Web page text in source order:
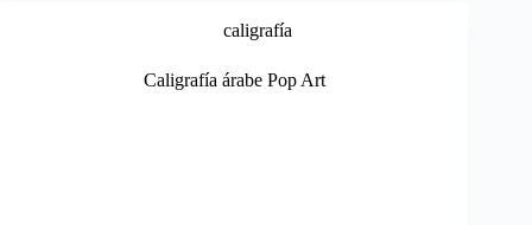
caligrafía
Caligrafía árabe Pop Art